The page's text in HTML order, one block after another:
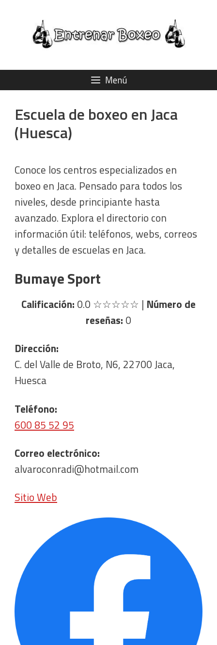
contenido
Menú
Escuela de boxeo en Jaca
(Huesca)
Conoce los centros especializados en
boxeo en Jaca. Pensado para todos los
niveles, desde principiante hasta
avanzado. Explora el directorio con
información útil: teléfonos, webs, correos
y detalles de escuelas en Jaca.
Bumaye Sport
Calificación: 0.0 ☆☆☆☆☆ | Número de
reseñas: 0
Dirección:
C. del Valle de Broto, N6, 22700 Jaca,
Huesca
Teléfono:
600 85 52 95
Correo electrónico:
alvaroconradi@hotmail.com
Sitio Web